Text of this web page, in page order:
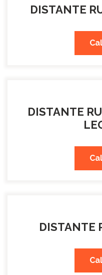
DISTANTE
DISTANTE
DISTANTE